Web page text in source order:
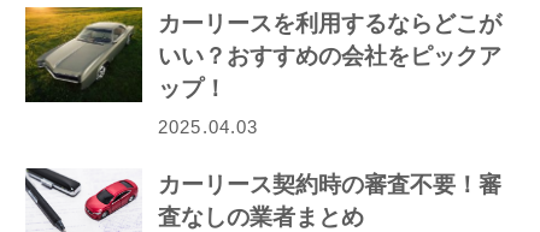
カーリースを利用するならどこが
いい？おすすめの会社をピックア
ップ！
2025.04.03
カーリース契約時の審査不要！審
査なしの業者まとめ